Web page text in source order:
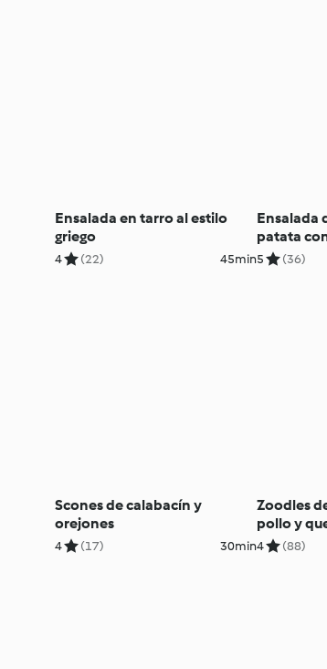
Ensalada en tarro al estilo
griego
4 (22) 45min
Ensalada
patata
italiana
5 (36)
Scones de calabacín y
orejones
4 (17) 30min
Zoodles
pollo y
4 (88)